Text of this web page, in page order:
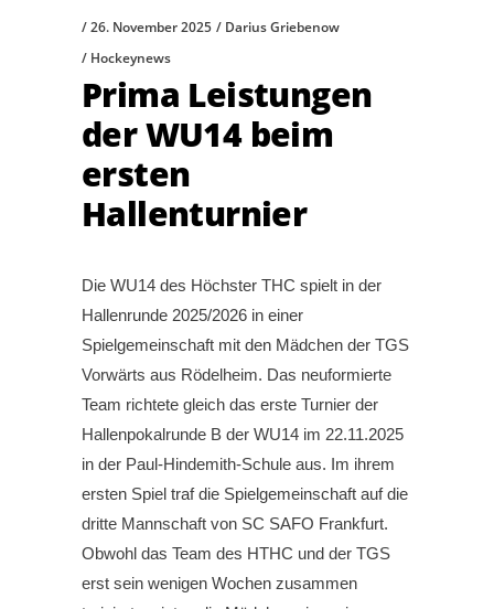
26. November 2025
Darius Griebenow
Hockeynews
Prima Leistungen
der WU14 beim
ersten
Hallenturnier
Die WU14 des Höchster THC spielt in der
Hallenrunde 2025/2026 in einer
Spielgemeinschaft mit den Mädchen der TGS
Vorwärts aus Rödelheim. Das neuformierte
Team richtete gleich das erste Turnier der
Hallenpokalrunde B der WU14 im 22.11.2025
in der Paul-Hindemith-Schule aus. Im ihrem
ersten Spiel traf die Spielgemeinschaft auf die
dritte Mannschaft von SC SAFO Frankfurt.
Obwohl das Team des HTHC und der TGS
erst sein wenigen Wochen zusammen